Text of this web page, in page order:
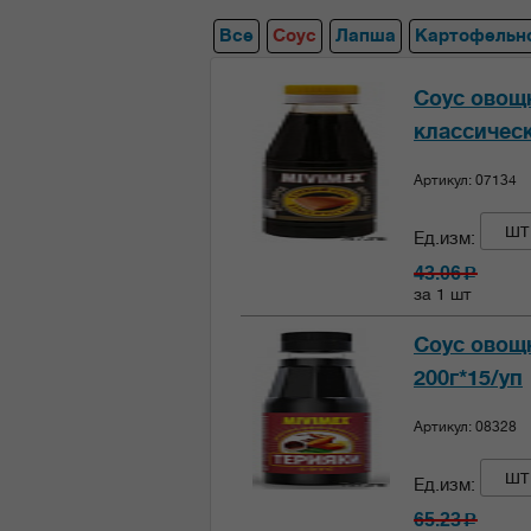
Все Соус Лапша
Соус
Артикул: 07134
Ед.изм: шт
43.06c
за 1 шт
Соус
200г*15/уп
Артикул: 08328
Ед.изм: шт
65.23c